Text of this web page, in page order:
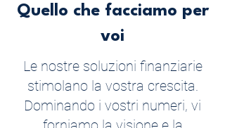
Quello che facciamo per
voi
Le nostre soluzioni finanziarie
stimolano la vostra crescita.
Dominando i vostri numeri, vi